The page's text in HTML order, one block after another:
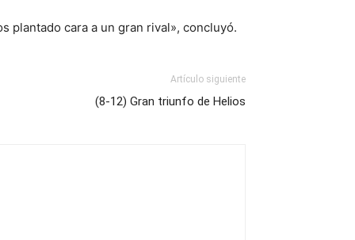
plantado cara a un gran rival», concluyó.
Artículo siguiente
(8-12) Gran triunfo de Helios